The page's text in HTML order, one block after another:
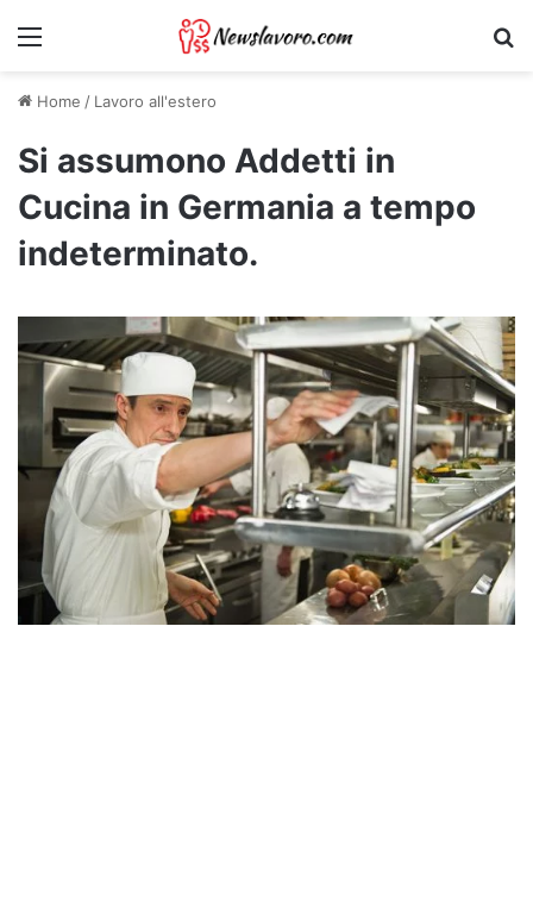
Menu
Home / Lavoro all'estero
Si assumono Addetti in
Cucina in Germania a tempo
indeterminato.